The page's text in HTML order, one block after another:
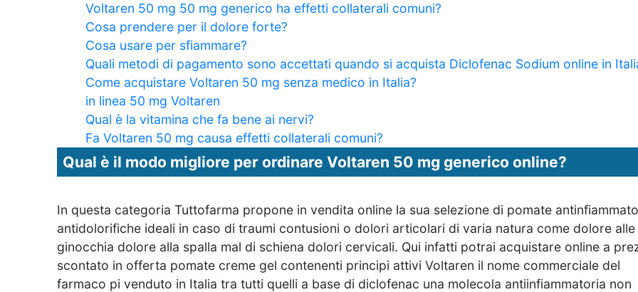
Voltaren 50 mg 50 mg generico ha effetti collaterali comuni?
Cosa prendere per il dolore forte?
Cosa usare per sfiammare?
Quali metodi di pagamento sono accettati quando si acquista Diclofenac Sodium online in
Come acquistare Voltaren 50 mg senza medico in Italia?
in linea 50 mg Voltaren
Qual è la vitamina che fa bene ai nervi?
Fa Voltaren 50 mg causa effetti collaterali comuni?
Qual è il modo migliore per ordinare Voltaren 50 mg generico online?
In questa categoria Tuttofarma propone in vendita online la sua selezione di pomate
antidolorifiche ideali in caso di traumi contusioni o dolori articolari di varia natura come dolore alle
ginocchia dolore alla spalla mal di schiena dolori cervicali. Qui infatti potrai acquistare online a
scontato in offerta pomate creme gel contenenti principi attivi Voltaren il nome commerciale del
farmaco pi venduto in Italia tra tutti quelli a base di diclofenac una molecola antiinfiammatoria non